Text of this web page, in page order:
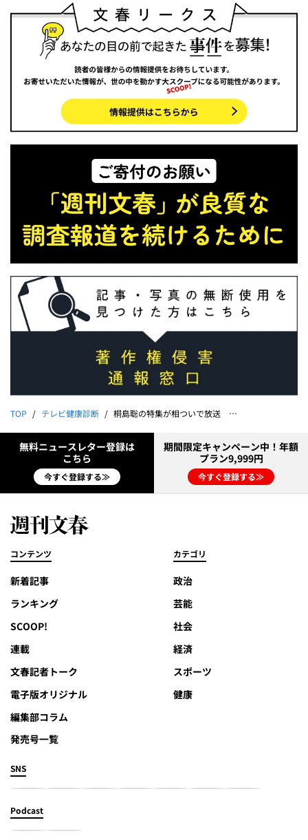
TOP テレビ健康診断 桐島聡の特集が相ついで放送 約50年続いた逃亡生活の実態とは
無料ニュースレター登録は
こちら
今すぐ登録する≫
期間限定キャンペーン中！年額
プラン9,999円
今すぐ登録する≫
コンテンツ
新着記事
ランキング
SCOOP!
連載
文春記者トーク
電子版オリジナル
編集部コラム
発売号一覧
カテゴリ
政治
芸能
社会
経済
スポーツ
健康
SNS
Podcast